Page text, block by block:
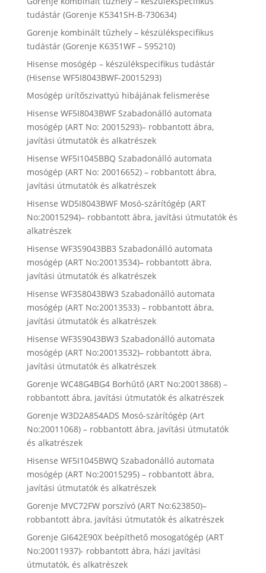
tudástár (Gorenje K5341SH-B-730634)
Gorenje kombinált tűzhely – készülékspecifikus
tudástár (Gorenje K6351WF – 595210)
Hisense mosógép – készülékspecifikus tudástár
(Hisense WF5I8043BWF-20015293)
Mosógép ürítőszivattyú hibájának felismerése
Hisense WF5I8043BWF Szabadonálló automata
mosógép (ART No: 20015293)– robbantott ábra,
javítási útmutatók és alkatrészek
Hisense WF5I1045BBQ Szabadonálló automata
mosógép (ART No: 20016652) – robbantott ábra,
javítási útmutatók és alkatrészek
Hisense WD5I8043BWF Mosó-szárítógép (ART
No:20015294)– robbantott ábra, javítási útmutatók és
alkatrészek
Hisense WF3S9043BB3 Szabadonálló automata
mosógép (ART No:20013534)– robbantott ábra,
javítási útmutatók és alkatrészek
Hisense WF3S8043BW3 Szabadonálló automata
mosógép (ART No:20013533) – robbantott ábra,
javítási útmutatók és alkatrészek
Hisense WF3S9043BW3 Szabadonálló automata
mosógép (ART No:20013532)– robbantott ábra,
javítási útmutatók és alkatrészek
Gorenje WC48G4BG4 Borhűtő (ART No:20013868) –
robbantott ábra, javítási útmutatók és alkatrészek
Gorenje W3D2A854ADS Mosó-szárítógép (Art
No:20011068) – robbantott ábra, javítási útmutatók
és alkatrészek
Hisense WF5I1045BWQ Szabadonálló automata
mosógép (ART No:20015295) – robbantott ábra,
javítási útmutatók és alkatrészek
Gorenje MVC72FW porszívó (ART No:623850)–
robbantott ábra, javítási útmutatók és alkatrészek
Gorenje GI642E90X beépíthető mosogatógép (ART
No:20011937)- robbantott ábra, házi javítási
útmutatók, és alkatrészek